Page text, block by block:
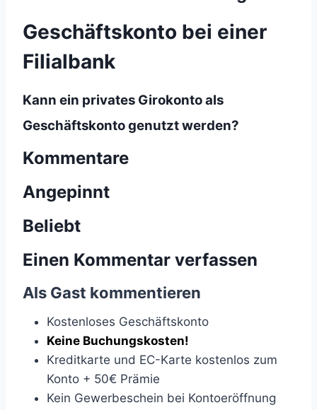
Geschäftskonto bei einer
Filialbank
Kann ein privates Girokonto als
Geschäftskonto genutzt werden?
Kommentare
Angepinnt
Beliebt
Einen Kommentar verfassen
Als Gast kommentieren
Kostenloses Geschäftskonto
Keine Buchungskosten!
Kreditkarte und EC-Karte kostenlos zum
Konto + 50€ Prämie
Kein Gewerbeschein bei Kontoeröffnung